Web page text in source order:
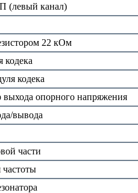
(левый канал)
22 кОм
кодека
кодека
опорного напряжения
вывода
части
частоты